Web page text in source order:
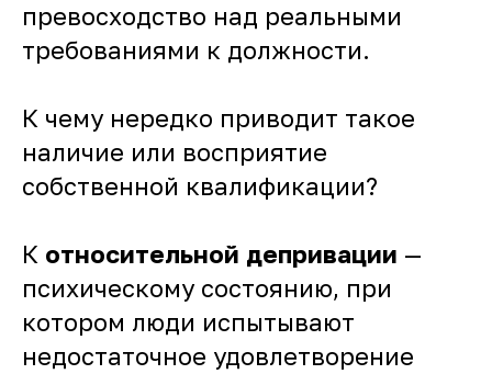
превосходство над реальными
требованиями к должности.
К чему нередко приводит такое
наличие или восприятие
собственной квалификации?
К относительной депривации —
психическому состоянию, при
котором люди испытывают
недостаточное удовлетворение